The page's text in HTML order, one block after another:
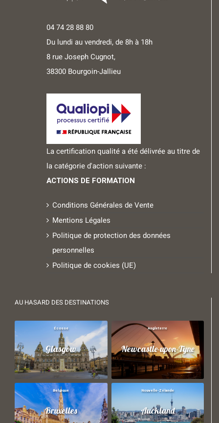
04 74 28 88 80
Du lundi au vendredi, de 8h à 18h
8 rue Joseph Cugnot,
38300 Bourgoin-Jallieu
La certification qualité a été délivrée au titre de
la catégorie d'action suivante :
ACTIONS DE FORMATION
Conditions Générales de Vente
Mentions Légales
Politique de protection des données
personnelles
Politique de cookies (UE)
AU HASARD DES DESTINATIONS
Écosse
Glasgow
Angleterre
Newcastle-upon-Tyne
Belgique
Bruxelles
Nouvelle-Zélande
Auckland